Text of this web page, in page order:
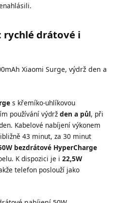
rychlé drátové i
s křemíko-uhlíkovou
používání výdržden a půl, při
Kabelové nabíjení výkonem
43 minut, za 30 minut
bezdrátové HyperCharge
K dispozici je i22,5W
telefon poslouží jako